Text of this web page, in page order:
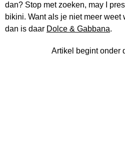
dan? Stop met zoeken, may I
bikini. Want als je niet meer weet
dan is daar Dolce & Gabbana.
Artikel begint onder